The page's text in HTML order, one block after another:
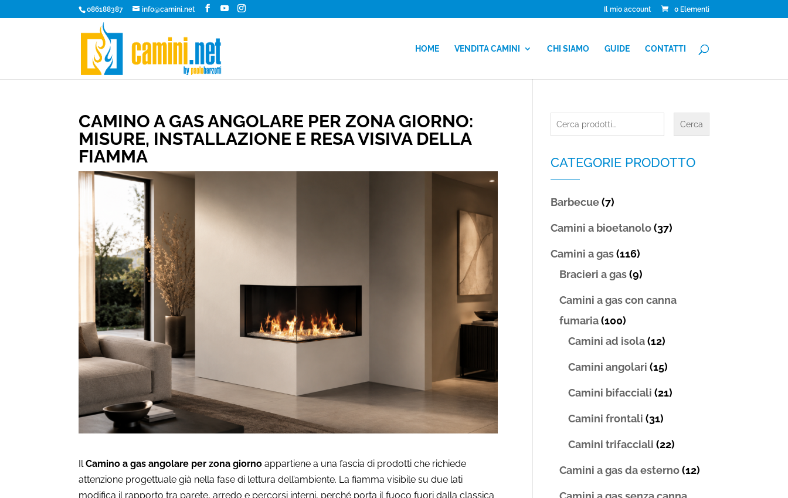
086188387 info@camini.net Il mio account 0 Elementi
HOME VENDITA CAMINI CHI SIAMO GUIDE CONTATTI
CAMINO A GAS ANGOLARE PER ZONA GIORNO:
MISURE, INSTALLAZIONE E RESA VISIVA DELLA
FIAMMA
IlCamino a gas angolare per zona giorno appartiene a una fascia di prodotti che richiede
attenzione progettuale già nella fase di lettura dell’ambiente. La fiamma visibile su due lati
modifica il rapporto tra parete, arredo e percorsi interni, perché porta il fuoco fuori dalla classica
Cerca: Cerca
CATEGORIE PRODOTTO
Barbecue (7)
Camini a bioetanolo (37)
Camini a gas (116)
Bracieri a gas (9)
Camini a gas con canna
fumaria (100)
Camini ad isola (12)
Camini angolari (15)
Camini bifacciali (21)
Camini frontali (31)
Camini trifacciali (22)
Camini a gas da esterno (12)